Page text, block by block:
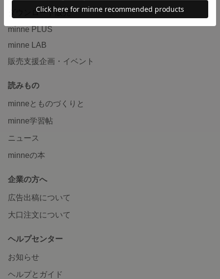
ダウンロード販売
minne PLUS
minne LAB
販売支援企画・イベント
読みもの
minneとものづくりと
minne学習帖
ニュース
minneの本
企業の方へ
広告出稿について
大口注文について
ヘルプセンター
お知らせ
ヘルプとガイド